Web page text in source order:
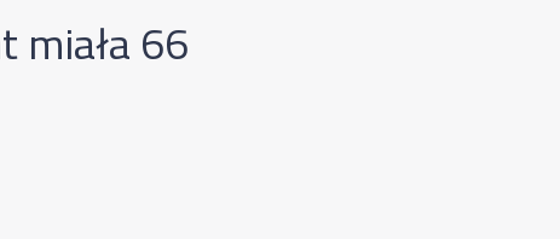
miała 66